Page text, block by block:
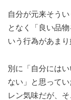
自分が元来そう
となく「良い品
いう行為があま
別に「自分には
ない」と思って
レン気味だが、